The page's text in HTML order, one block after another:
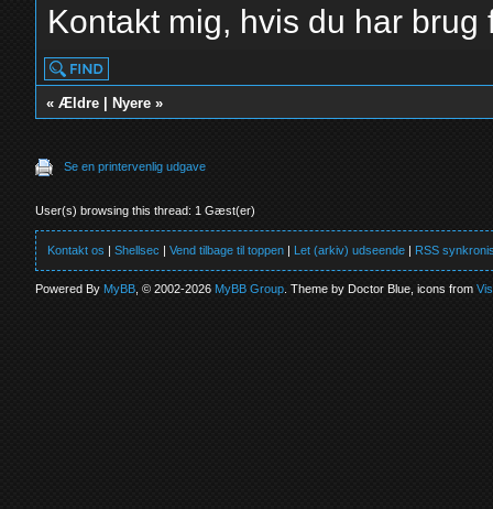
Kontakt mig, hvis du har
«Ældre Nyere »
Se en printervenlig udgave
User(s) browsing this thread: 1 Gæst(er)
Kontakt os |Shellsec |Vend tilbage til toppen | Let (arkiv) udseende | RSS
Powered ByMyBB , © 2002-2026MyBB Group . Theme by Doctor Blue, icons from